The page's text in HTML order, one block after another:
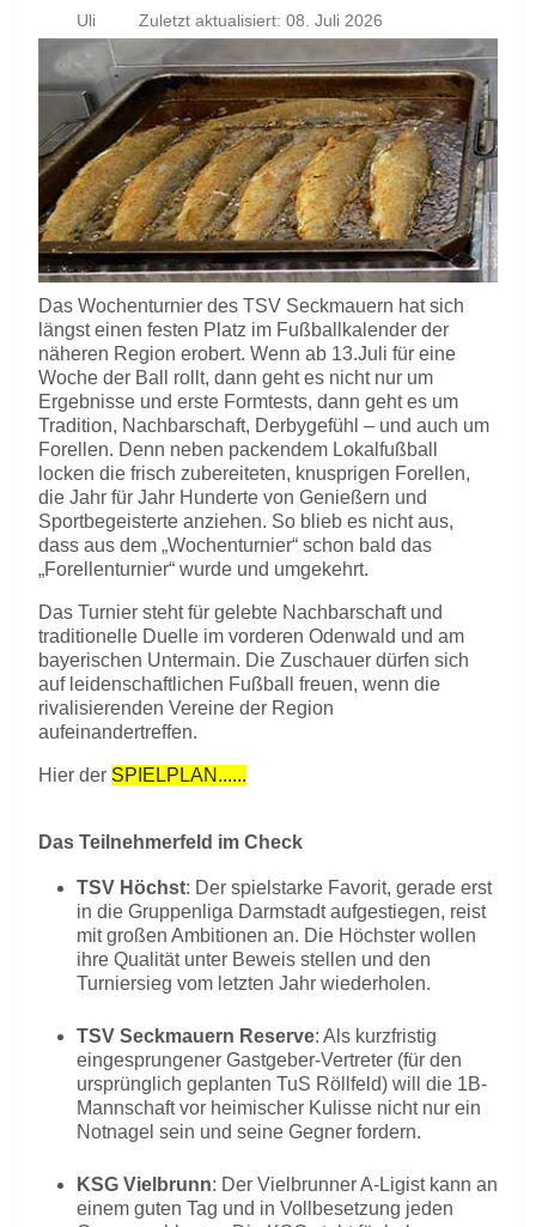
Uli Zuletzt aktualisiert: 08. Juli 2026
Das Wochenturnier des TSV Seckmauern hat sich
längst einen festen Platz im Fußballkalender der
näheren Region erobert. Wenn ab 13.Juli für eine
Woche der Ball rollt, dann geht es nicht nur um
Ergebnisse und erste Formtests, dann geht es um
Tradition, Nachbarschaft, Derbygefühl – und auch um
Forellen. Denn neben packendem Lokalfußball
locken die frisch zubereiteten, knusprigen Forellen,
die Jahr für Jahr Hunderte von Genießern und
Sportbegeisterte anziehen. So blieb es nicht aus,
dass aus dem „Wochenturnier“ schon bald das
„Forellenturnier“ wurde und umgekehrt.
Das Turnier steht für gelebte Nachbarschaft und
traditionelle Duelle im vorderen Odenwald und am
bayerischen Untermain. Die Zuschauer dürfen sich
auf leidenschaftlichen Fußball freuen, wenn die
rivalisierenden Vereine der Region
aufeinandertreffen.
Hier der SPIELPLAN......
Das Teilnehmerfeld im Check
TSV Höchst: Der spielstarke Favorit, gerade erst
in die Gruppenliga Darmstadt aufgestiegen, reist
mit großen Ambitionen an. Die Höchster wollen
ihre Qualität unter Beweis stellen und den
Turniersieg vom letzten Jahr wiederholen.
TSV Seckmauern Reserve: Als kurzfristig
eingesprungener Gastgeber-Vertreter (für den
ursprünglich geplanten TuS Röllfeld) will die 1B-
Mannschaft vor heimischer Kulisse nicht nur ein
Notnagel sein und seine Gegner fordern.
KSG Vielbrunn: Der Vielbrunner A-Ligist kann an
einem guten Tag und in Vollbesetzung jeden